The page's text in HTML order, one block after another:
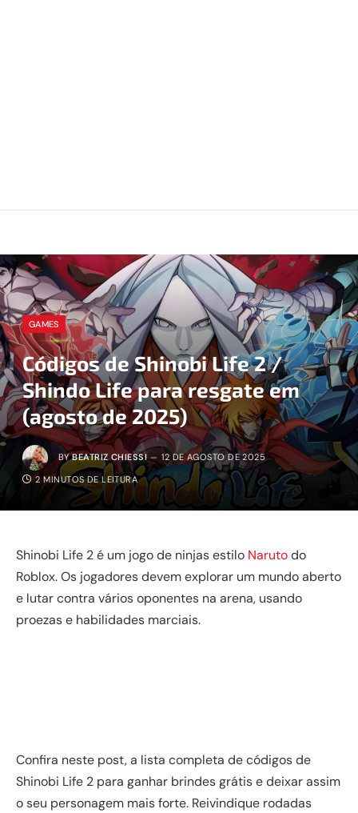
GAMES
Códigos de Shinobi Life 2 /
Shindo Life para resgate em
(agosto de 2025)
BY BEATRIZ CHIESSI 12 DE AGOSTO DE 2025
2 MINUTOS DE LEITURA
Shinobi Life 2 é um jogo de ninjas estilo Narutodo
Roblox. Os jogadores devem explorar um mundo aberto
e lutar contra vários oponentes na arena, usando
proezas e habilidades marciais.
Confira neste post, a lista completa de códigos de
Shinobi Life 2 para ganhar brindes grátis e deixar assim
o seu personagem mais forte. Reivindique rodadas